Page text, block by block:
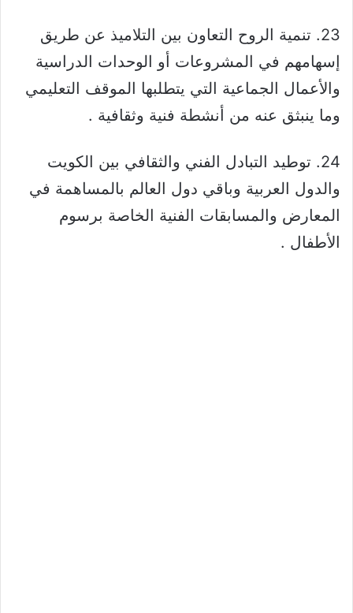
23. تنمية الروح التعاون بين التلاميذ عن طريق
إسهامهم في المشروعات أو الوحدات الدراسية
والأعمال الجماعية التي يتطلبها الموقف التعليمي
وما ينبثق عنه من أنشطة فنية وثقافية .
24. توطيد التبادل الفني والثقافي بين الكويت
والدول العربية وباقي دول العالم بالمساهمة في
المعارض والمسابقات الفنية الخاصة برسوم
الأطفال .